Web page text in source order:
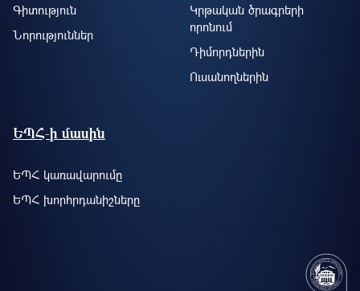
Գիտություն
Նորություններ
Կրթական ծրագրերի
որոնում
Դիմորդներին
Ուսանողներին
ԵՊՀ-ի մասին
ԵՊՀ կառավարումը
ԵՊՀ խորհրդանիշները